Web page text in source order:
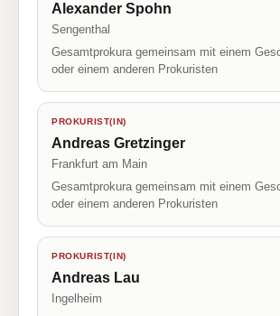
Alexander Spohn
Sengenthal
Gesamtprokura gemeinsam mit einem
oder einem anderen Prokuristen
PROKURIST(IN)
Andreas Gretzinger
Frankfurt am Main
Gesamtprokura gemeinsam mit einem
oder einem anderen Prokuristen
PROKURIST(IN)
Andreas Lau
Ingelheim